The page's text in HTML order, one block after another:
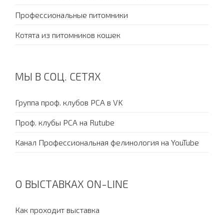
Профессиональные питомники
Котята из питомников кошек
МЫ В СОЦ. СЕТЯХ
Группа проф. клубов PCA в VK
Проф. клубы PCA на Rutube
Канал Профессиональная фелинология на YouTube
О ВЫСТАВКАХ ON-LINE
Как проходит выставка